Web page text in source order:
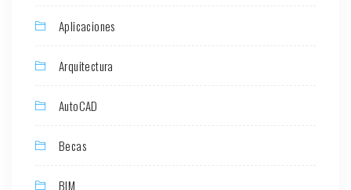
Aplicaciones
Arquitectura
AutoCAD
Becas
BIM